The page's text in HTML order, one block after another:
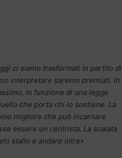
ci siamo trasformati in partito di
interpretare saremo premiati. In
in funzione di una legge
che porta chi lo sostiene. La
migliore che può incarnare
essere un centrista. La scalata
stallo e andare oltre»